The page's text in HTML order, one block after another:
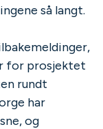
så langt.
for prosjektet
rundt
har
og